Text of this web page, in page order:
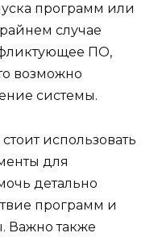
программ или
случае
ПО,
возможно
системы.
использовать
для
детально
программ и
Важно также